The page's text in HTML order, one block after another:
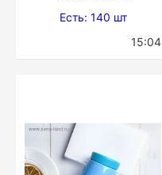
Есть: 140 шт
15:04